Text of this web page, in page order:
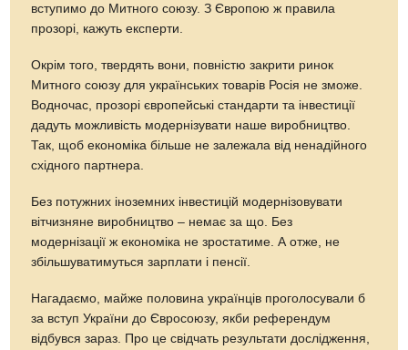
вступимо до Митного союзу. З Європою ж правила
прозорі, кажуть експерти.
Окрім того, твердять вони, повністю закрити ринок
Митного союзу для українських товарів Росія не зможе.
Водночас, прозорі європейські стандарти та інвестиції
дадуть можливість модернізувати наше виробництво.
Так, щоб економіка більше не залежала від ненадійного
східного партнера.
Без потужних іноземних інвестицій модернізовувати
вітчизняне виробництво – немає за що. Без
модернізації ж економіка не зростатиме. А отже, не
збільшуватимуться зарплати і пенсії.
Нагадаємо, майже половина українців проголосували б
за вступ України до Євросоюзу, якби референдум
відбувся зараз. Про це свідчать результати дослідження,